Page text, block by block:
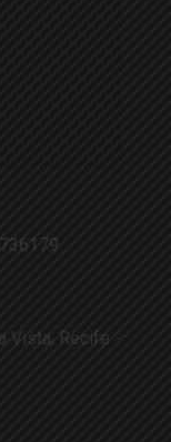
Vista, Recife -